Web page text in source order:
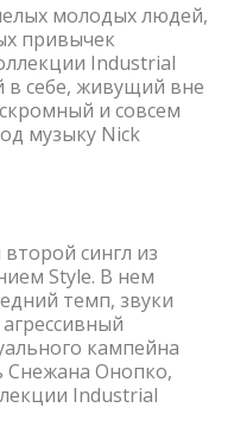
молодых людей,
привычек
Industrial
в себе, живущий вне
и совсем
музыку Nick
сингл из
Style. В нем
темп, звуки
кампейна
Снежана Онопко,
Industrial